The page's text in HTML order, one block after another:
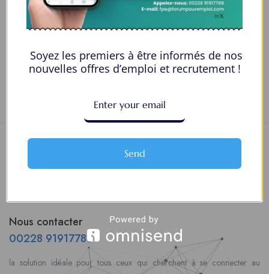
Numéro de téléphone 2838767304
Nous contacter
00228 91917788
la solution idéale pour tous ceux qui cherchent à se connecter au
Soyez les premiers à être informés de nos
nouvelles offres d’emploi et recrutement !
Send